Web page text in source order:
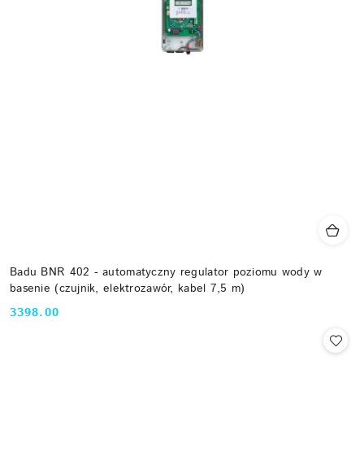
Badu BNR 402 - automatyczny regulator poziomu wody w
basenie (czujnik, elektrozawór, kabel 7,5 m)
Cena:
3398.00